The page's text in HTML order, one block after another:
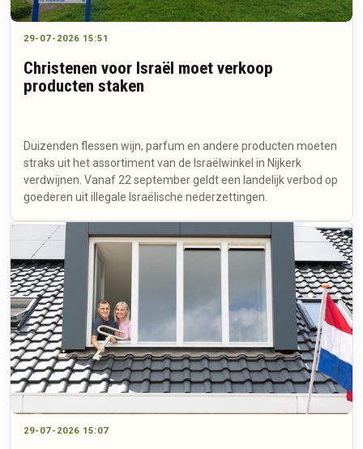
29-07-2026 15:51
Christenen voor Israël moet verkoop
producten staken
Duizenden flessen wijn, parfum en andere producten moeten
straks uit het assortiment van de Israëlwinkel in Nijkerk
verdwijnen. Vanaf 22 september geldt een landelijk verbod op
goederen uit illegale Israëlische nederzettingen.
29-07-2026 15:07